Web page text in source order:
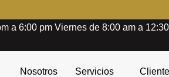
a 6:00 pm Viernes de 8:00 am a
Nosotros Servicios